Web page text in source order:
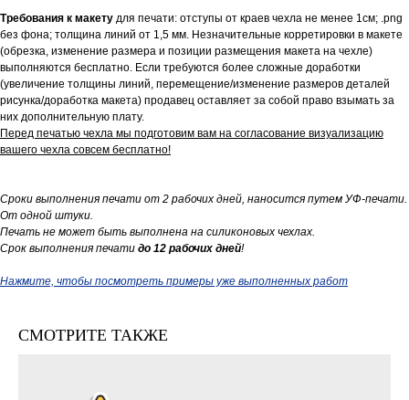
Требования к макету для печати: отступы от краев чехла не менее 1см; .png
без фона; толщина линий от 1,5 мм. Незначительные корретировки в макете
(обрезка, изменение размера и позиции размещения макета на чехле)
выполняются бесплатно. Если требуются более сложные доработки
(увеличение толщины линий, перемещение/изменение размеров деталей
рисунка/доработка макета) продавец оставляет за собой право взымать за
них дополнительную плату.
Перед печатью чехла мы подготовим вам на согласование визуализацию
вашего чехла совсем бесплатно!
Сроки выполнения печати от 2 рабочих дней, наносится путем УФ-печати.
От одной штуки.
Печать не может быть выполнена на силиконовых чехлах.
Срок выполнения печати до 12 рабочих дней!
Нажмите, чтобы посмотреть примеры уже выполненных работ
СМОТРИТЕ ТАКЖЕ